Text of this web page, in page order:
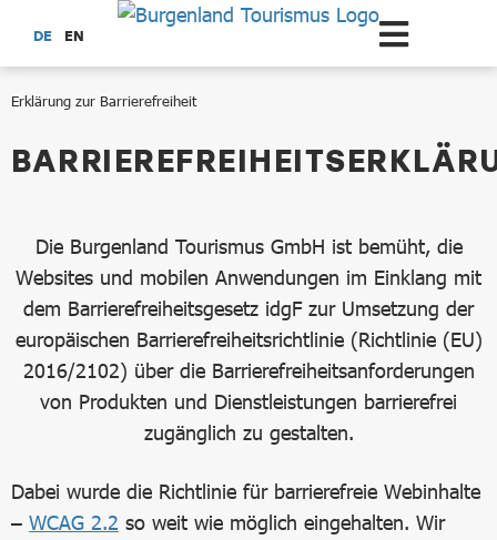
Zum Hauptinhalt springen
DE EN
Erklärung zur Barrierefreiheit
Erklärung zur Barrierefreiheit
Die Burgenland Tourismus GmbH ist bemüht, die
Websites und mobilen Anwendungen im Einklang mit
dem Barrierefreiheitsgesetz idgF zur Umsetzung der
europäischen Barrierefreiheitsrichtlinie (Richtlinie (EU)
2016/2102) über die Barrierefreiheitsanforderungen
von Produkten und Dienstleistungen barrierefrei
zugänglich zu gestalten.
Dabei wurde die Richtlinie für barrierefreie Webinhalte
– WCAG 2.2 so weit wie möglich eingehalten. Wir